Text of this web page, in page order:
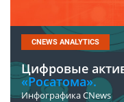
CNEWS ANALYTICS
Цифровые
«Росатома».
Инфографика CNews